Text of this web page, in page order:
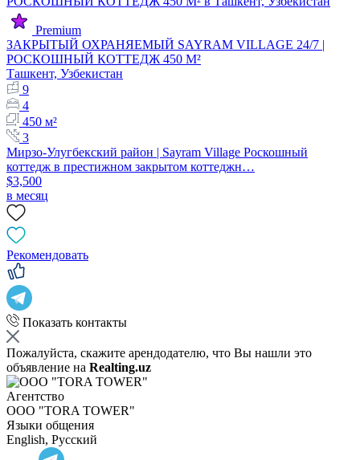
Premium
ЗАКРЫТЫЙ ОХРАНЯЕМЫЙ SAYRAM VILLAGE 24/7 |
РОСКОШНЫЙ КОТТЕДЖ 450 М²
Ташкент, Узбекистан
9
4
450 м²
3
Мирзо-Улугбекский район | Sayram Village Роскошный
коттедж в престижном закрытом коттеджн…
$3,500
в месяц
Рекомендовать
Показать контакты
Пожалуйста, скажите арендодателю, что Вы нашли это
объявление на Realting.uz
Агентство
OOO "TORA TOWER"
Языки общения
English, Русский